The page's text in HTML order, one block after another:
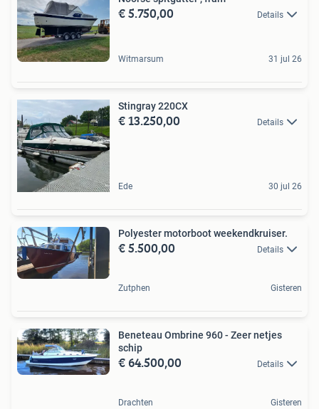
€ 5.750,00 Details
Witmarsum 31 jul 26
Stingray 220CX
€ 13.250,00 Details
Ede 30 jul 26
Polyester motorboot weekendkruiser.
€ 5.500,00 Details
Zutphen Gisteren
Beneteau Ombrine 960 - Zeer netjes
schip
€ 64.500,00 Details
Drachten Gisteren